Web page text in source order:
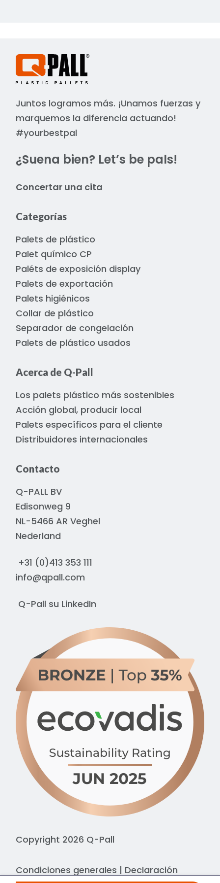
Juntos logramos más. ¡Unamos fuerzas y
marquemos la diferencia actuando!
#yourbestpal
¿Suena bien? Let’s be pals!
Concertar una cita
Categorías
Palets de plástico
Palet químico CP
Paléts de exposición display
Palets de exportación
Palets higiénicos
Collar de plástico
Separador de congelación
Palets de plástico usados
Acerca de Q-Pall
Los palets plástico más sostenibles
Acción global, producir local
Palets específicos para el cliente
Distribuidores internacionales
Contacto
Q-PALL BV
Edisonweg 9
NL-5466 AR Veghel
Nederland
+31 (0)413 353 111
info@qpall.com
Q-Pall su LinkedIn
Copyright 2026 Q-Pall
Condiciones generales | Declaración